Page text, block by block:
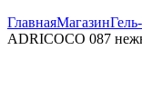
ГлавнаяМагазин
ADRICOCO 087